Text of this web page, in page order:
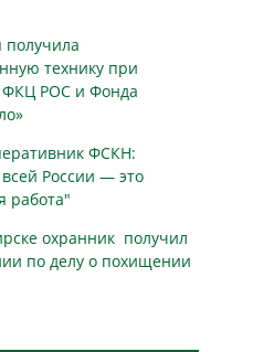
получила
технику при
ФКЦ РОС и Фонда
ФСКН:
России — это
работа"
охранник получил
по делу о похищении